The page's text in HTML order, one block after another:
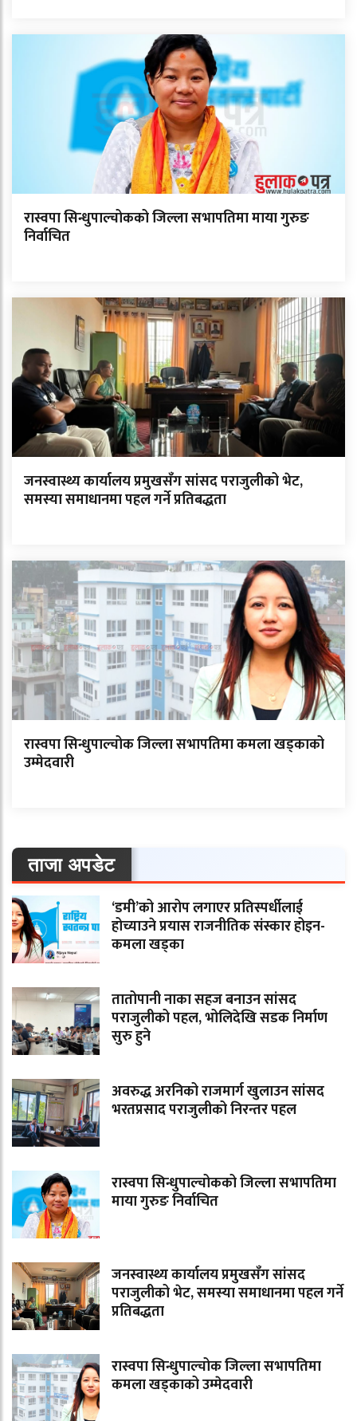
रास्वपा सिन्धुपाल्चोकको जिल्ला सभापतिमा माया गुरुङ
निर्वाचित
जनस्वास्थ्य कार्यालय प्रमुखसँग सांसद पराजुलीको भेट,
समस्या समाधानमा पहल गर्ने प्रतिबद्धता
रास्वपा सिन्धुपाल्चोक जिल्ला सभापतिमा कमला खड्काको
उम्मेदवारी
ताजा अपडेट
‘डमी’को आरोप लगाएर प्रतिस्पर्धीलाई
होच्याउने प्रयास राजनीतिक संस्कार होइन-
कमला खड्का
तातोपानी नाका सहज बनाउन सांसद
पराजुलीको पहल, भोलिदेखि सडक निर्माण
सुरु हुने
अवरुद्ध अरनिको राजमार्ग खुलाउन सांसद
भरतप्रसाद पराजुलीको निरन्तर पहल
रास्वपा सिन्धुपाल्चोकको जिल्ला सभापतिमा
माया गुरुङ निर्वाचित
जनस्वास्थ्य कार्यालय प्रमुखसँग सांसद
पराजुलीको भेट, समस्या समाधानमा पहल गर्ने
प्रतिबद्धता
रास्वपा सिन्धुपाल्चोक जिल्ला सभापतिमा
कमला खड्काको उम्मेदवारी